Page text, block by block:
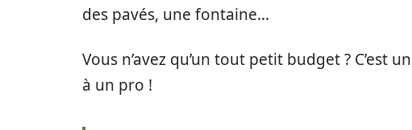
des pavés, une fontaine…
Vous n’avez qu’un tout petit budget ?
à un pro !